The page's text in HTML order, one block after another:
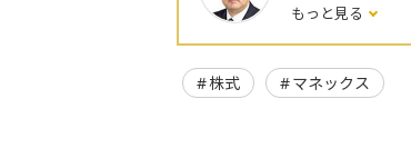
もっと見る
株式 マネックス